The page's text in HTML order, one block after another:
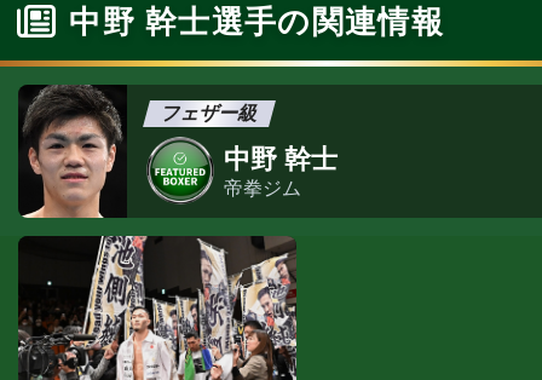
中野 幹士選手の関連情報
フェザー級
中野 幹士
帝拳ジム